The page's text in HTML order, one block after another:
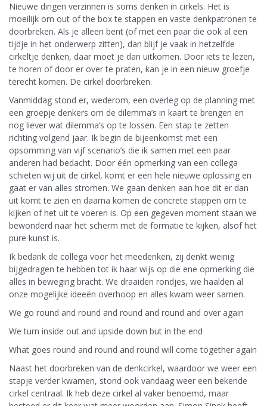
Nieuwe dingen verzinnen is soms denken in cirkels. Het is
moeilijk om out of the box te stappen en vaste denkpatronen te
doorbreken. Als je alleen bent (of met een paar die ook al een
tijdje in het onderwerp zitten), dan blijf je vaak in hetzelfde
cirkeltje denken, daar moet je dan uitkomen. Door iets te lezen,
te horen of door er over te praten, kan je in een nieuw groefje
terecht komen. De cirkel doorbreken.
Vanmiddag stond er, wederom, een overleg op de planning met
een groepje denkers om de dilemma’s in kaart te brengen en
nog liever wat dilemma’s op te lossen. Een stap te zetten
richting volgend jaar. Ik begin de bijeenkomst met een
opsomming van vijf scenario’s die ik samen met een paar
anderen had bedacht. Door één opmerking van een collega
schieten wij uit de cirkel, komt er een hele nieuwe oplossing en
gaat er van alles stromen. We gaan denken aan hoe dit er dan
uit komt te zien en daarna komen de concrete stappen om te
kijken of het uit te voeren is. Op een gegeven moment staan we
bewonderd naar het scherm met de formatie te kijken, alsof het
pure kunst is.
Ik bedank de collega voor het meedenken, zij denkt weinig
bijgedragen te hebben tot ik haar wijs op die ene opmerking die
alles in beweging bracht. We draaiden rondjes, we haalden al
onze mogelijke ideeën overhoop en alles kwam weer samen.
We go round and round and round and round and over again
We turn inside out and upside down but in the end
What goes round and round and round will come together again
Naast het doorbreken van de denkcirkel, waardoor we weer een
stapje verder kwamen, stond ook vandaag weer een bekende
cirkel centraal. Ik heb deze cirkel al vaker benoemd, maar